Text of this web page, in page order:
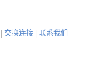
交换连接
联系我们